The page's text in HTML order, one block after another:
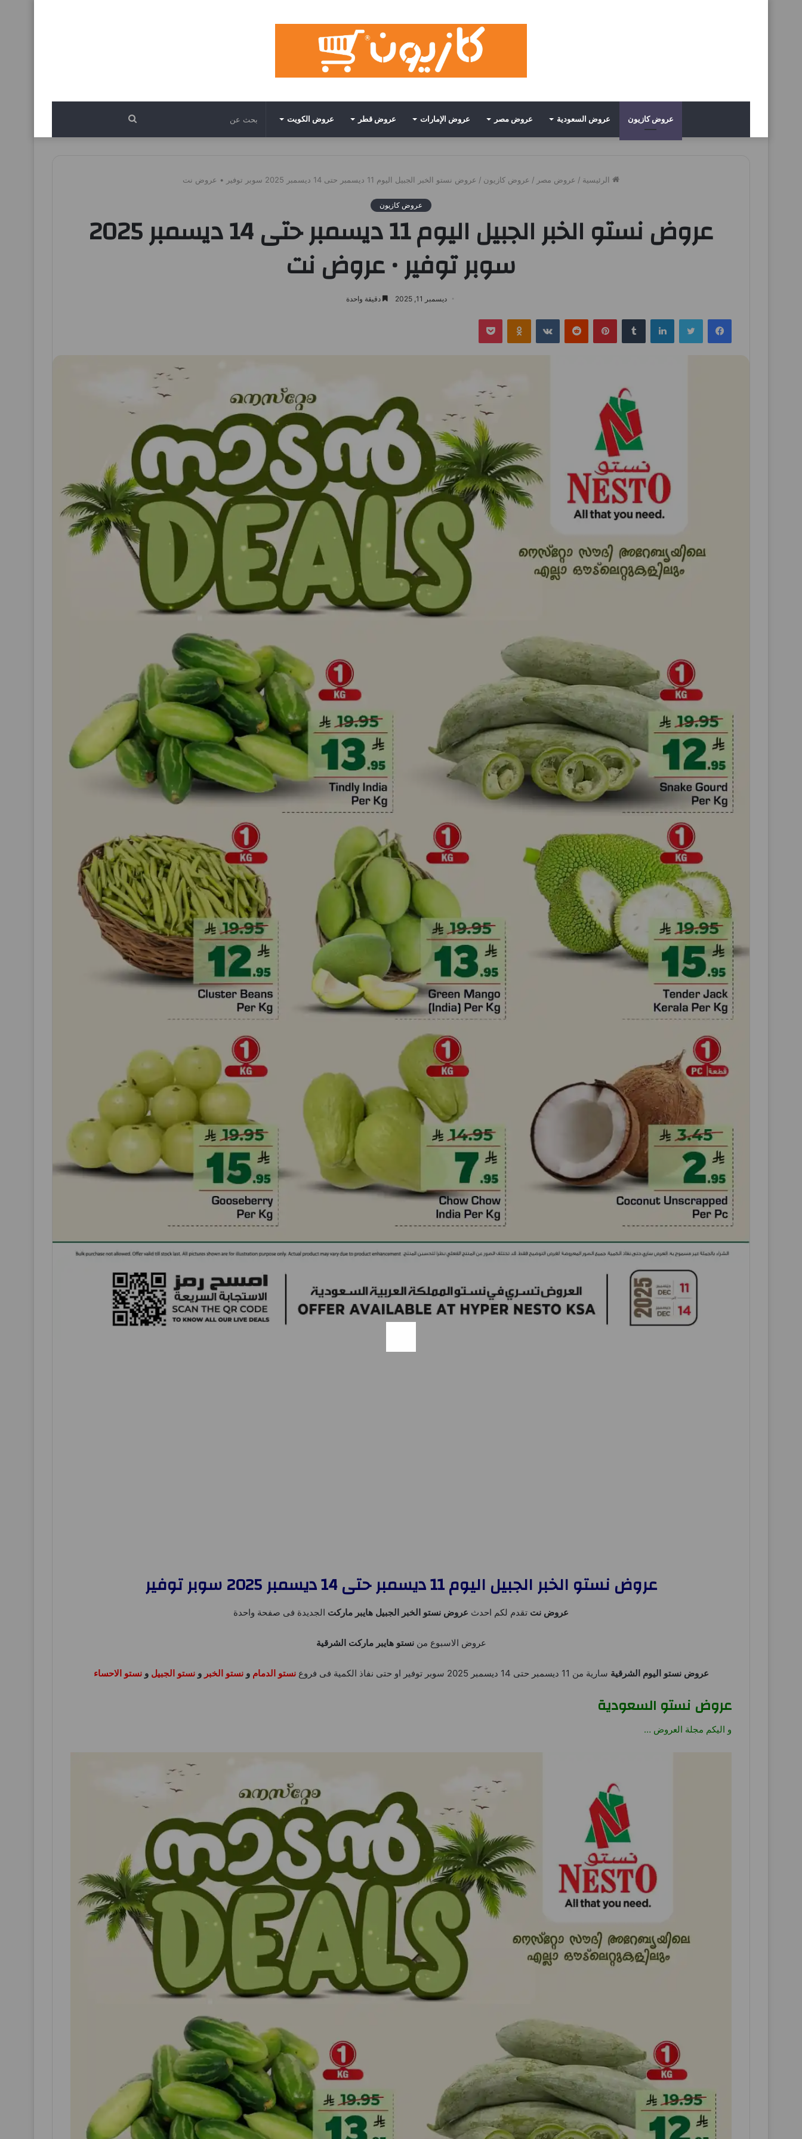
عروض كازيون عروض السعودية عروض مصر عروض الإمارات عروض قطر عروض الكويت بحث
الرئيسية / عروض مصر / عروض كازيون / عروض نستو الخبر الجبيل اليوم 11 ديسمبر حتى 14 ديسمبر 2025 سوبر توفير • عروض نت
عروض كازيون
عروض نستو الخبر الجبيل اليوم 11 ديسمبر حتى 14 ديسمبر 2025
سوبر توفير • عروض نت
ديسمبر 11, 2025 دقيقة واحدة
فيسبوك تويتر لينكدإن بينتيريست Odnoklassniki
بوكيت
عروض نستو الخبر الجبيل اليوم 11 ديسمبر حتى 14 ديسمبر 2025 سوبر توفير
عروض نت تقدم لكم احدث عروض نستو الخبر الجبيل هايبر ماركت الجديدة فى صفحة واحدة
عروض الاسبوع مننستو هايبر ماركت الشرقية
عروض نستو اليوم الشرقية سارية من 11 ديسمبر حتى 14 ديسمبر 2025 سوبر توفير او حتى نفاذ الكمية فى فروع نستو الدمام ونستو الخبر ونستو الجبيل ونستو الاحساء
عروض نستو السعودية
و اليكم مجلة العروض …